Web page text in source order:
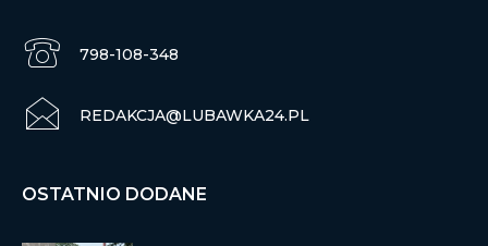
798-108-348
REDAKCJA@LUBAWKA24.PL
OSTATNIO DODANE